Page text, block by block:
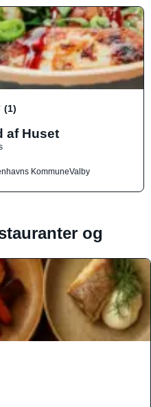
(1)
af Huset
KommuneValby
og